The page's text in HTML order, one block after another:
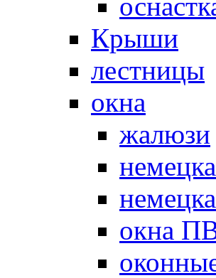
Крыши
лестницы
окна
жалюзи
окна